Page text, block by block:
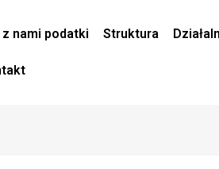
nami podatki Struktura